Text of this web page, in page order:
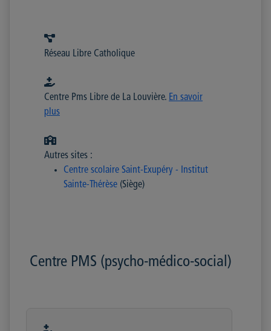
Réseau Libre Catholique
Centre Pms Libre de La Louvière. En savoir
plus
Autres sites :
Centre scolaire Saint-Exupéry - Institut
Sainte-Thérèse (Siège)
Centre PMS (psycho-médico-social)